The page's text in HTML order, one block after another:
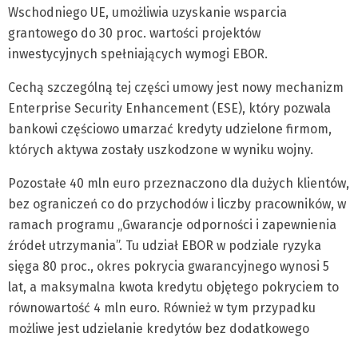
Wschodniego UE, umożliwia uzyskanie wsparcia
grantowego do 30 proc. wartości projektów
inwestycyjnych spełniających wymogi EBOR.
Cechą szczególną tej części umowy jest nowy mechanizm
Enterprise Security Enhancement (ESE), który pozwala
bankowi częściowo umarzać kredyty udzielone firmom,
których aktywa zostały uszkodzone w wyniku wojny.
Pozostałe 40 mln euro przeznaczono dla dużych klientów,
bez ograniczeń co do przychodów i liczby pracowników, w
ramach programu „Gwarancje odporności i zapewnienia
źródeł utrzymania”. Tu udział EBOR w podziale ryzyka
sięga 80 proc., okres pokrycia gwarancyjnego wynosi 5
lat, a maksymalna kwota kredytu objętego pokryciem to
równowartość 4 mln euro. Również w tym przypadku
możliwe jest udzielanie kredytów bez dodatkowego